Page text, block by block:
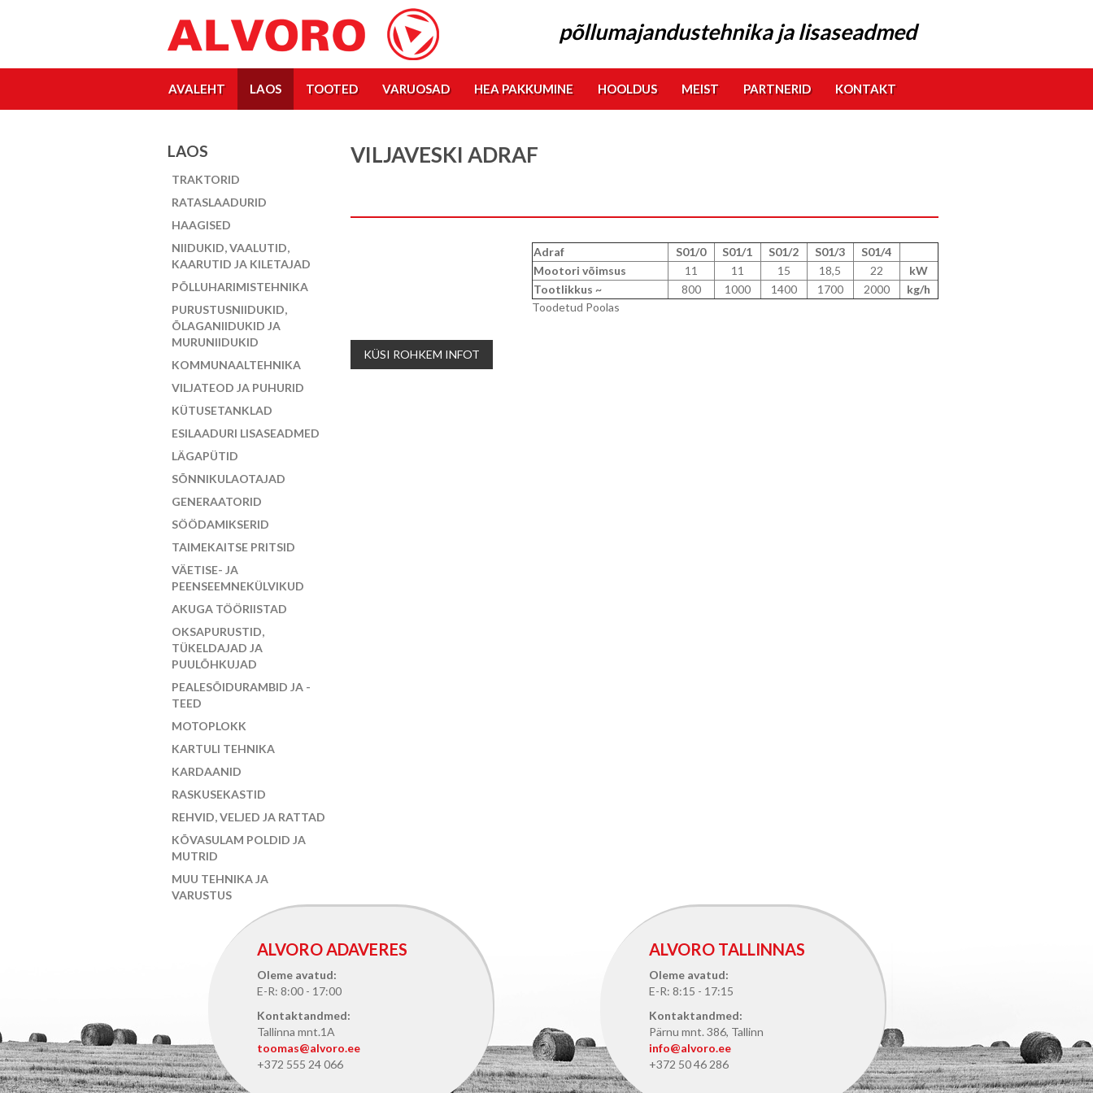
põllumajandustehnika ja lisaseadmed
AVALEHT LAOS TOOTED VARUOSAD HEA PAKKUMINE HOOLDUS MEIST PARTNERID KONTAKT
LAOS
TRAKTORID
RATASLAADURID
HAAGISED
NIIDUKID, VAALUTID,
KAARUTID JA KILETAJAD
PÕLLUHARIMISTEHNIKA
PURUSTUSNIIDUKID,
ÕLAGANIIDUKID JA
MURUNIIDUKID
KOMMUNAALTEHNIKA
VILJATEOD JA PUHURID
KÜTUSETANKLAD
ESILAADURI LISASEADMED
LÄGAPÜTID
SÕNNIKULAOTAJAD
GENERAATORID
SÖÖDAMIKSERID
TAIMEKAITSE PRITSID
VÄETISE- JA
PEENSEEMNEKÜLVIKUD
AKUGA TÖÖRIISTAD
OKSAPURUSTID,
TÜKELDAJAD JA
PUULÕHKUJAD
PEALESÕIDURAMBID JA -
TEED
MOTOPLOKK
KARTULI TEHNIKA
KARDAANID
RASKUSEKASTID
REHVID, VELJED JA RATTAD
KÕVASULAM POLDID JA
MUTRID
MUU TEHNIKA JA
VARUSTUS
VILJAVESKI ADRAF
Adraf S01/0 S01/1 S01/2 S01/3
S01/4
Mootori võimsus
11 11 15 18,5 22
kW
Tootlikkus ~
800 1000 1400 1700 2000
kg/h
Toodetud Poolas
KÜSI ROHKEM INFOT
ALVORO ADAVERES
Oleme avatud:
E-R: 8:00 - 17:00
Kontaktandmed:
Tallinna mnt.1A
toomas@alvoro.ee
+372 555 24 066
ALVORO TALLINNAS
Oleme avatud:
E-R: 8:15 - 17:15
Kontaktandmed:
Pärnu mnt. 386, Tallinn
info@alvoro.ee
+372 50 46 286